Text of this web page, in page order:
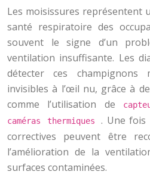
Les moisissures représentent
santé respiratoire des
souvent le signe d’un
ventilation insuffisante. Les
détecter ces champignons
invisibles à l’œil nu, grâce à
comme l’utilisation de
caméras thermiques. Une fois
correctives peuvent être
l’amélioration de la
surfaces contaminées.